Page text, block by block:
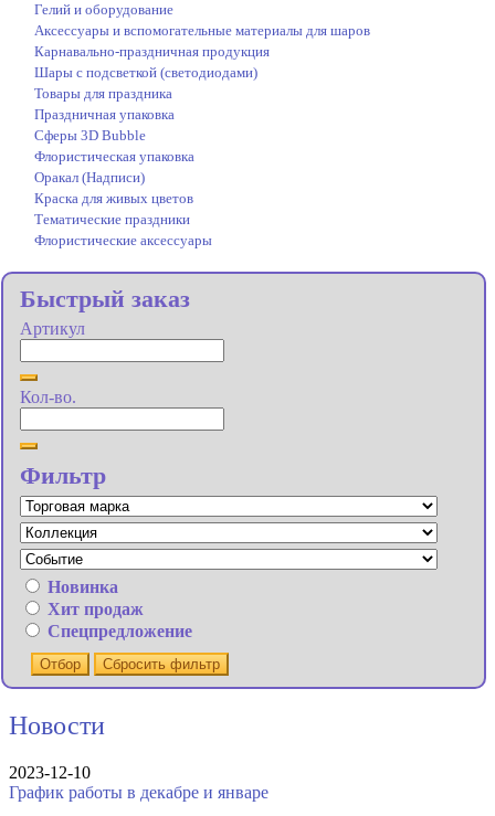
Гелий и оборудование
Аксессуары и вспомогательные материалы для шаров
Карнавально-праздничная продукция
Шары с подсветкой (светодиодами)
Товары для праздника
Праздничная упаковка
Сферы 3D Bubble
Флористическая упаковка
Оракал (Надписи)
Краска для живых цветов
Тематические праздники
Флористические аксессуары
Быстрый заказ
Артикул
Кол-во.
Фильтр
Новинка
Хит продаж
Спецпредложение
Отбор Сбросить фильтр
Новости
2023-12-10
График работы в декабре и январе